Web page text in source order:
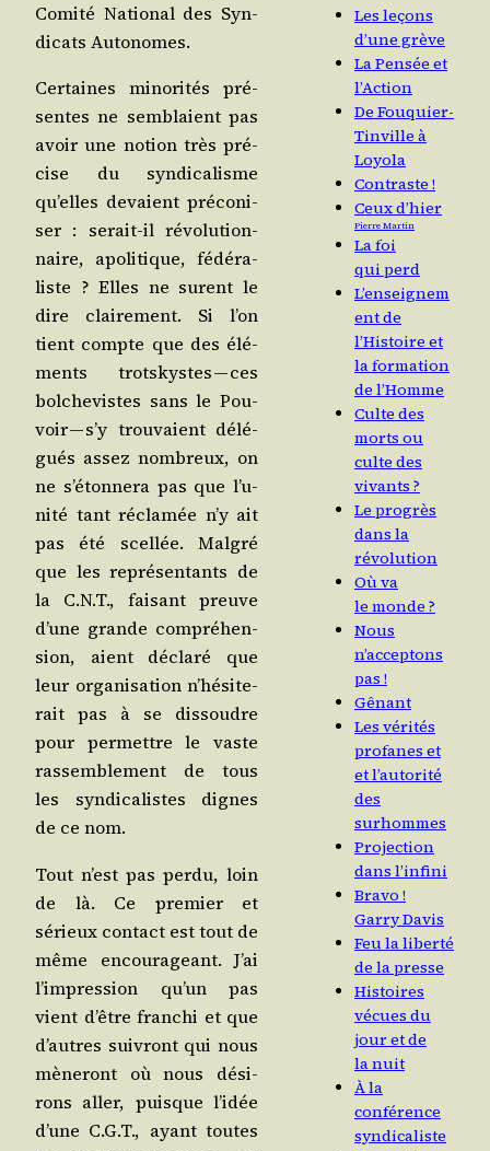
Comi­té Natio­nal des Syn­
di­cats Autonomes.
Cer­taines mino­ri­tés pré­
sentes ne sem­blaient pas
avoir une notion très pré­
cise du syn­di­ca­lisme
qu’elles devaient pré­co­ni­
ser : serait-il révo­lu­tion­
naire, apo­li­tique, fédé­ra­
liste ? Elles ne sur­ent le
dire clai­re­ment. Si l’on
tient compte que des élé­
ments trots­kystes — ces
bol­che­vistes sans le Pou­
voir — s’y trou­vaient délé­
gués assez nom­breux, on
ne s’é­ton­ne­ra pas que l’u­
ni­té tant récla­mée n’y ait
pas été scel­lée. Mal­gré
que les repré­sen­tants de
la C.N.T., fai­sant preuve
d’une grande com­pré­hen­
sion, aient décla­ré que
leur orga­ni­sa­tion n’hé­si­te­
rait pas à se dis­soudre
pour per­mettre le vaste
ras­sem­ble­ment de tous
les syn­di­ca­listes dignes
de ce nom.
Tout n’est pas per­du, loin
de là. Ce pre­mier et
sérieux contact est tout de
même encou­ra­geant. J’ai
l’im­pres­sion qu’un pas
vient d’être fran­chi et que
d’autres sui­vront qui nous
mène­ront où nous dési­
rons aller, puisque l’i­dée
d’une C.G.T., ayant toutes
Les leçons
d’une grève
La Pensée et
l’Action
De Fouquier-
Tinville à
Loyola
Contraste !
Ceux d’hier
Pierre Martin
La foi
qui perd
L’enseignem
ent de
l’Histoire et
la formation
de l’Homme
Culte des
morts ou
culte des
vivants ?
Le progrès
dans la
révolution
Où va
le monde ?
Nous
n’acceptons
pas !
Gênant
Les vérités
profanes et
et l’autorité
des
surhommes
Projection
dans l’infini
Bravo !
Garry Davis
Feu la liberté
de la presse
Histoires
vécues du
jour et de
la nuit
À la
conférence
syndicaliste